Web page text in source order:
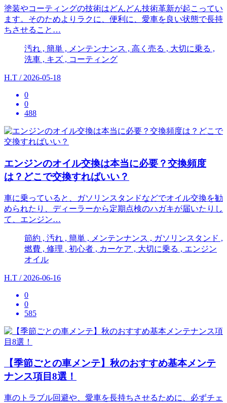
塗装やコーティングの技術はどんどん技術革新が起こってい
ます。そのためよりラクに、便利に、愛車を良い状態で長持
ちさせること…
汚れ , 簡単 , メンテンナンス , 高く売る , 大切に乗る ,
洗車 , キズ , コーティング
H.T / 2026-05-18
0
0
488
エンジンのオイル交換は本当に必要？交換頻度
は？どこで交換すればいい？
車に乗っていると、ガソリンスタンドなどでオイル交換を勧
められたり、ディーラーから定期点検のハガキが届いたりし
て、エンジン…
節約 , 汚れ , 簡単 , メンテンナンス , ガソリンスタンド ,
燃費 , 修理 , 初心者 , カーケア , 大切に乗る , エンジン
オイル
H.T / 2026-06-16
0
0
585
【季節ごとの車メンテ】秋のおすすめ基本メンテ
ナンス項目8選！
車のトラブル回避や、愛車を長持ちさせるために、必ずチェ